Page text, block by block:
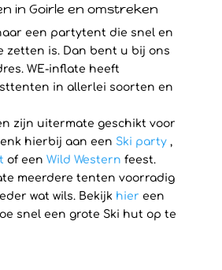
in Goirle en omstreken
een partytent die snel en
zetten is. Dan bent u bij ons
WE-inflate heeft
in allerlei soorten en
zijn uitermate geschikt voor
hierbij aan een Ski party,
of een Wild Western feest.
meerdere tenten voorradig
wat wils. Bekijk hier een
snel een grote Ski hut op te